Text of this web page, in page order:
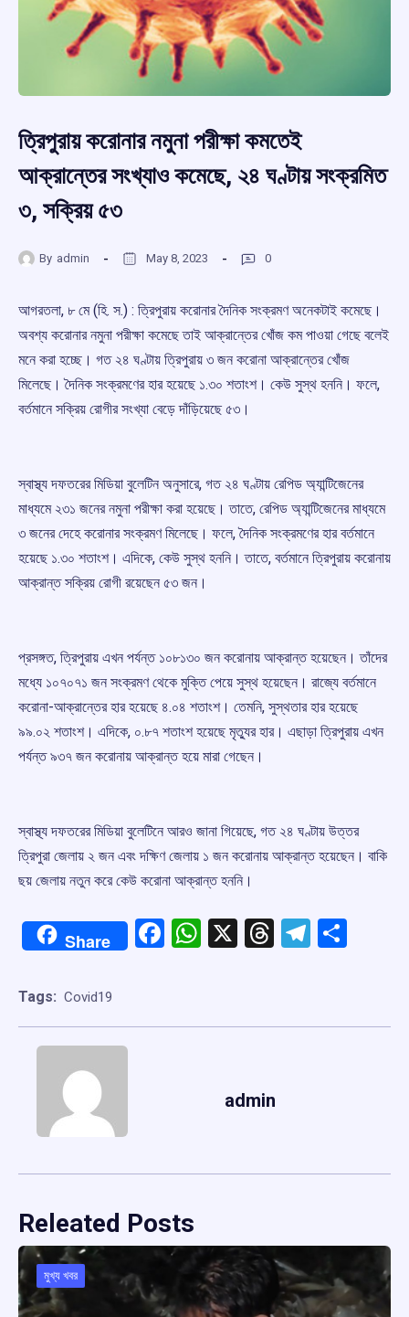
ত্রিপুরায় করোনার নমুনা পরীক্ষা কমতেই
আক্রান্তের সংখ্যাও কমেছে, ২৪ ঘণ্টায় সংক্রমিত
৩, সক্রিয় ৫৩
By admin May 8, 2023 0
আগরতলা, ৮ মে (হি. স.) : ত্রিপুরায় করোনার দৈনিক সংক্রমণ অনেকটাই কমেছে।
অবশ্য করোনার নমুনা পরীক্ষা কমেছে তাই আক্রান্তের খোঁজ কম পাওয়া গেছে বলেই
মনে করা হচ্ছে। গত ২৪ ঘণ্টায় ত্রিপুরায় ৩ জন করোনা আক্রান্তের খোঁজ
মিলেছে। দৈনিক সংক্রমণের হার হয়েছে ১.৩০ শতাংশ। কেউ সুস্থ হননি। ফলে,
বর্তমানে সক্রিয় রোগীর সংখ্যা বেড়ে দাঁড়িয়েছে ৫৩।
স্বাস্থ্য দফতরের মিডিয়া বুলেটিন অনুসারে, গত ২৪ ঘণ্টায় রেপিড অ্যান্টিজেনের
মাধ্যমে ২৩১ জনের নমুনা পরীক্ষা করা হয়েছে। তাতে, রেপিড অ্যান্টিজেনের মাধ্যমে
৩ জনের দেহে করোনার সংক্রমণ মিলেছে। ফলে, দৈনিক সংক্রমণের হার বর্তমানে
হয়েছে ১.৩০ শতাংশ। এদিকে, কেউ সুস্থ হননি। তাতে, বর্তমানে ত্রিপুরায় করোনায়
আক্রান্ত সক্রিয় রোগী রয়েছেন ৫৩ জন।
প্রসঙ্গত, ত্রিপুরায় এখন পর্যন্ত ১০৮১৩০ জন করোনায় আক্রান্ত হয়েছেন। তাঁদের
মধ্যে ১০৭০৭১ জন সংক্রমণ থেকে মুক্তি পেয়ে সুস্থ হয়েছেন। রাজ্যে বর্তমানে
করোনা-আক্রান্তের হার হয়েছে ৪.০৪ শতাংশ। তেমনি, সুস্থতার হার হয়েছে
৯৯.০২ শতাংশ। এদিকে, ০.৮৭ শতাংশ হয়েছে মৃত্যুর হার। এছাড়া ত্রিপুরায় এখন
পর্যন্ত ৯৩৭ জন করোনায় আক্রান্ত হয়ে মারা গেছেন।
স্বাস্থ্য দফতরের মিডিয়া বুলেটিনে আরও জানা গিয়েছে, গত ২৪ ঘণ্টায় উত্তর
ত্রিপুরা জেলায় ২ জন এবং দক্ষিণ জেলায় ১ জন করোনায় আক্রান্ত হয়েছেন। বাকি
ছয় জেলায় নতুন করে কেউ করোনা আক্রান্ত হননি।
Share Facebook
WhatsApp
X Threads
Tags: Covid19
admin
Releated Posts
মুখ্য খবর